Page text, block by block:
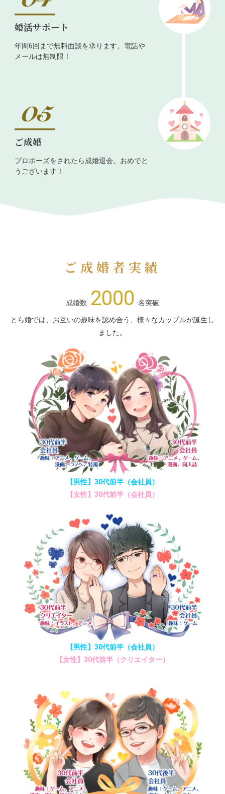
婚活サポート
年間6回まで無料面談を承ります。電話や
メールは無制限！
ご成婚
プロポーズをされたら成婚退会。おめでと
うございます！
ご成婚者実績
成婚数 2000 名突破
とら婚では、お互いの趣味を認め合う、様々なカップルが誕生し
ました。
【男性】30代前半（会社員）
【女性】30代前半（会社員）
【男性】30代前半（会社員）
【女性】30代前半（クリエイター）